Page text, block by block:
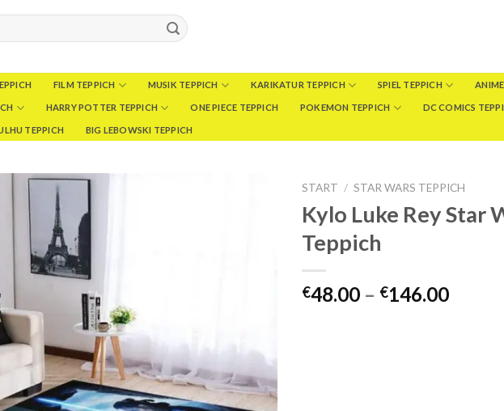
FILM TEPPICH MUSIK TEPPICH KARIKATUR TEPPICH SPIEL TEPPICH
HARRY POTTER TEPPICH ONE PIECE TEPPICH POKEMON TEPPICH DC COMICS
TEPPICH BIG LEBOWSKI TEPPICH
START / STAR WARS TEPPICH
Kylo Luke Rey Star
Teppich
€48.00 – €146.00